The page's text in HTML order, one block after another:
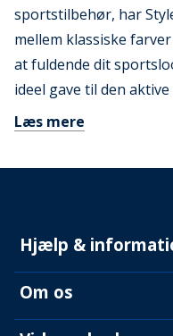
sportstilbehør, har
mellem klassiske
at fuldende dit
ideel gave til den
Læs mere
Hjælp &
Om os